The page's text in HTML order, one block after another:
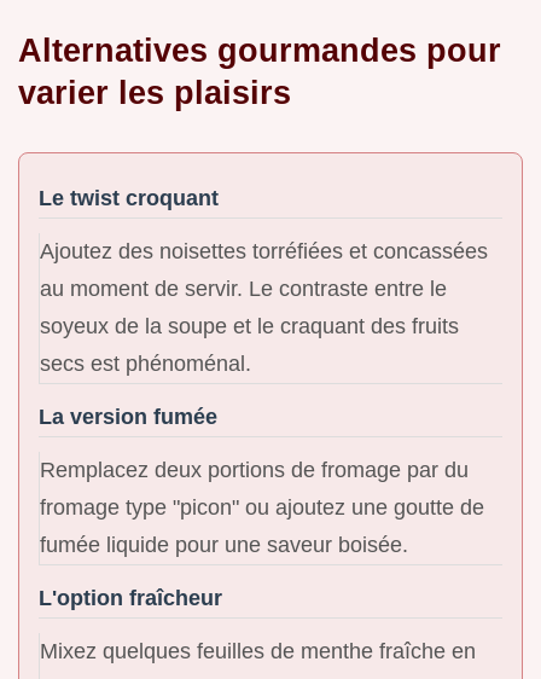
Alternatives gourmandes pour
varier les plaisirs
Le twist croquant
Ajoutez des noisettes torréfiées et concassées
au moment de servir. Le contraste entre le
soyeux de la soupe et le craquant des fruits
secs est phénoménal.
La version fumée
Remplacez deux portions de fromage par du
fromage type "picon" ou ajoutez une goutte de
fumée liquide pour une saveur boisée.
L'option fraîcheur
Mixez quelques feuilles de menthe fraîche en